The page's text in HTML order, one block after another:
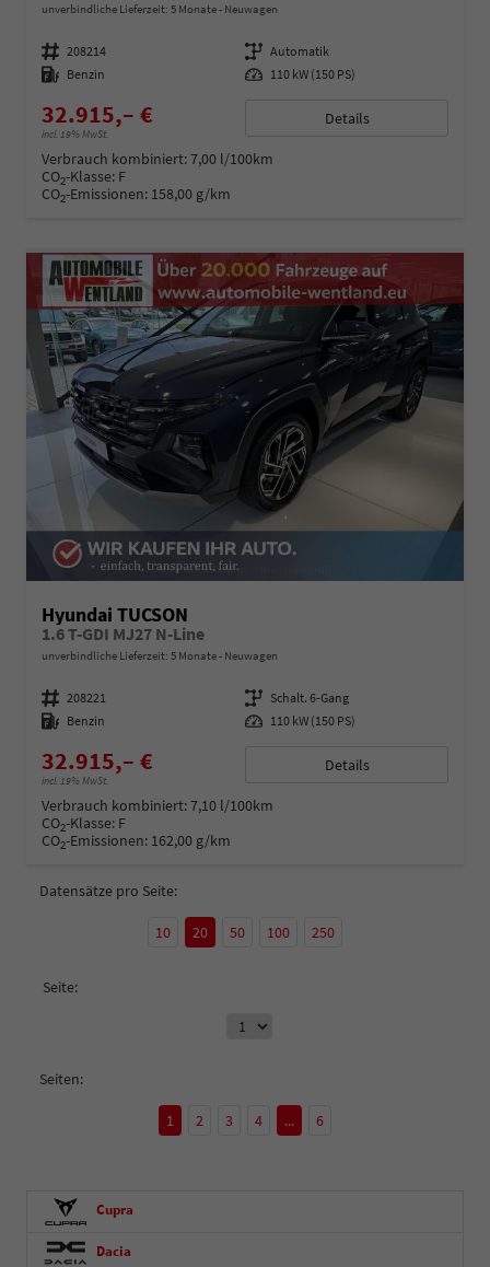
unverbindliche Lieferzeit: 5 Monate Neuwagen
Fahrzeugnummer 208214 Getriebe Automatik
Kraftstoff Benzin Leistung 110 kW (150 PS)
32.915,– €
incl. 19% MwSt.
Details
Verbrauch kombiniert:7,00 l/100km
CO2-Klasse: F
CO2-Emissionen: 158,00 g/km
Hyundai TUCSON
1.6 T-GDI MJ27 N-Line
unverbindliche Lieferzeit: 5 Monate Neuwagen
Fahrzeugnummer 208221 Getriebe Schalt. 6-Gang
Kraftstoff Benzin Leistung 110 kW (150 PS)
32.915,– €
incl. 19% MwSt.
Details
Verbrauch kombiniert:7,10 l/100km
CO2-Klasse: F
CO2-Emissionen: 162,00 g/km
Datensätze pro Seite:
10 20 50 100 250
Seite:
Seiten:
1 2 3 4 ... 6
Cupra
Dacia